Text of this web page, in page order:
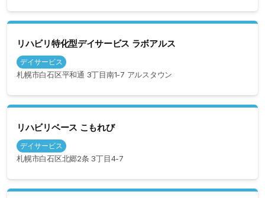
リハビリ特化型デイサービス ラボアルス
デイサービス
札幌市白石区平和通 3丁目南1-7 アルスタウン
リハビリベース こもれび
デイサービス
札幌市白石区北郷2条 3丁目4-7